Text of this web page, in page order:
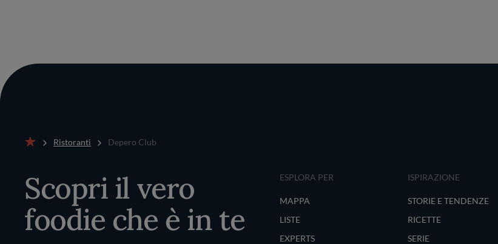
Ristoranti Depero Club
Scopri il vero
foodie che è in te
ESPLORA PER
MAPPA
LISTE
EXPERTS
ISPIRAZIONE
STORIE E TENDENZE
RICETTE
SERIE